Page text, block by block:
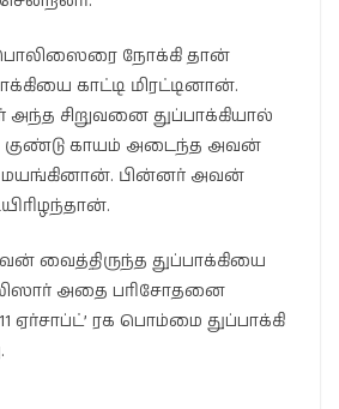
நோக்கி தான்
காட்டி மிரட்டினான்.
சிறுவனை துப்பாக்கியால்
குண்டு காயம் அடைந்த அவன்
மயங்கினான். பின்னர் அவன்
வைத்திருந்த துப்பாக்கியை
அதை பரிசோதனை
ஏர்சாப்ட்’ ரக பொம்மை துப்பாக்கி